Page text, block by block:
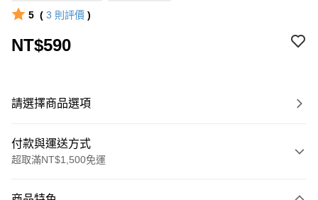
5 ( 3 則評價 )
NT$590
請選擇商品選項
付款與運送方式
超取滿NT$1,500免運